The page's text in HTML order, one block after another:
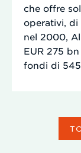
che offre
operativi, di
nel 2000,
EUR 275
fondi di